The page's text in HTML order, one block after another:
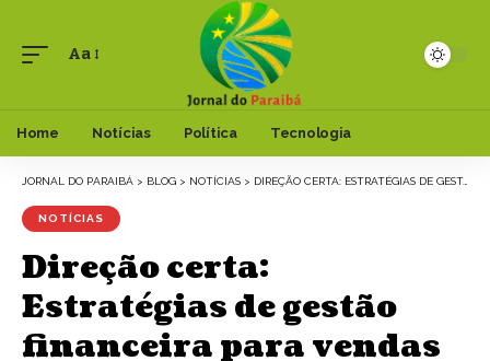
Aa
Home Notícias Política Tecnologia
JORNAL DO PARAIBÁ > BLOG > NOTÍCIAS > DIREÇÃO CERTA: ESTRATÉGIAS DE GESTÃO FINANCEIRA PARA VENDAS DE AUTOMÓVEIS
NOTÍCIAS
Direção certa:
Estratégias de gestão
financeira para vendas